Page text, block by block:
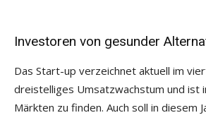
Investoren von gesunder
Das Start-up verzeichnet aktuell im
dreistelliges Umsatzwachstum und ist
Märkten zu finden. Auch soll in diesem